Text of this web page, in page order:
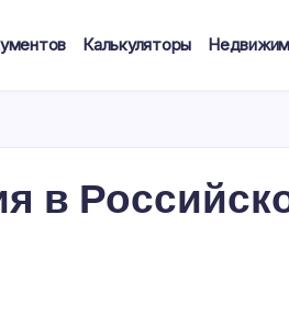
Калькуляторы
в